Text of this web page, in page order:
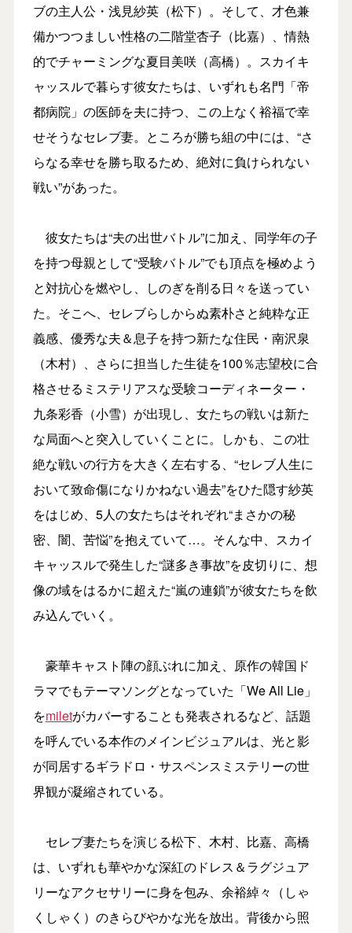
ブの主人公・浅見紗英（松下）。そして、才色兼
備かつつましい性格の二階堂杏子（比嘉）、情熱
的でチャーミングな夏目美咲（高橋）。スカイキ
ャッスルで暮らす彼女たちは、いずれも名門「帝
都病院」の医師を夫に持つ、この上なく裕福で幸
せそうなセレブ妻。ところが勝ち組の中には、“さ
らなる幸せを勝ち取るため、絶対に負けられない
戦い”があった。
彼女たちは“夫の出世バトル”に加え、同学年の子
を持つ母親として“受験バトル”でも頂点を極めよう
と対抗心を燃やし、しのぎを削る日々を送ってい
た。そこへ、セレブらしからぬ素朴さと純粋な正
義感、優秀な夫＆息子を持つ新たな住民・南沢泉
（木村）、さらに担当した生徒を100％志望校に合
格させるミステリアスな受験コーディネーター・
九条彩香（小雪）が出現し、女たちの戦いは新た
な局面へと突入していくことに。しかも、この壮
絶な戦いの行方を大きく左右する、“セレブ人生に
おいて致命傷になりかねない過去”をひた隠す紗英
をはじめ、5人の女たちはそれぞれ“まさかの秘
密、闇、苦悩”を抱えていて…。そんな中、スカイ
キャッスルで発生した“謎多き事故”を皮切りに、想
像の域をはるかに超えた“嵐の連鎖”が彼女たちを飲
み込んでいく。
豪華キャスト陣の顔ぶれに加え、原作の韓国ド
ラマでもテーマソングとなっていた「We All Lie」
をmiletがカバーすることも発表されるなど、話題
を呼んでいる本作のメインビジュアルは、光と影
が同居するギラドロ・サスペンスミステリーの世
界観が凝縮されている。
セレブ妻たちを演じる松下、木村、比嘉、高橋
は、いずれも華やかな深紅のドレス＆ラグジュア
リーなアクセサリーに身を包み、余裕綽々（しゃ
くしゃく）のきらびやかな光を放出。背後から照